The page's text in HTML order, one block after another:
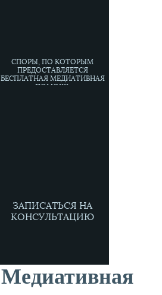
СПОРЫ, ПО КОТОРЫМ
ПРЕДОСТАВЛЯЕТСЯ
БЕСПЛАТНАЯ МЕДИАТИВНАЯ
ПОМОЩЬ
ЗАПИСАТЬСЯ НА
КОНСУЛЬТАЦИЮ
Медиативная